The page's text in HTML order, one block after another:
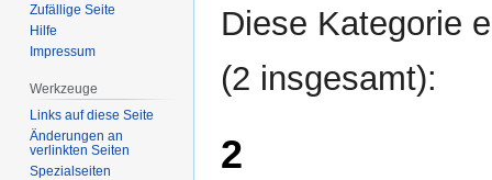
Diese Kategorie
(2 insgesamt):
2
Zufällige Seite
Hilfe
Impressum
Werkzeuge
Links auf diese Seite
Änderungen an
verlinkten Seiten
Spezialseiten